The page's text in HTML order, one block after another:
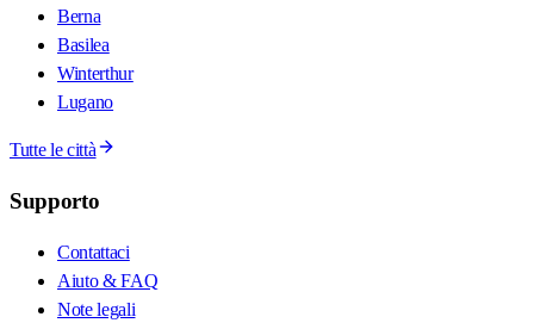
Berna
Basilea
Winterthur
Lugano
Tutte le città
Supporto
Contattaci
Aiuto & FAQ
Note legali